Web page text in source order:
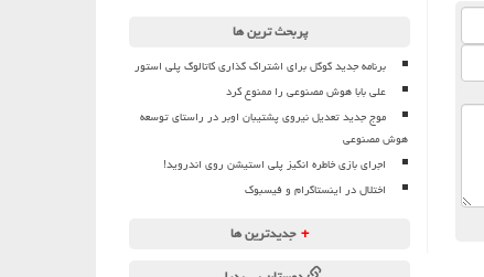
پربحث ترین ها
برنامه جدید گوگل برای اشتراک گذاری کاتالوگ پلی استور
علی بابا هوش مصنوعی را ممنوع کرد
موج جدید تعدیل نیروی پشتیبان اوبر در راستای توسعه
هوش مصنوعی
اجرای بازی خاطره انگیز پلی استیشن روی اندروید!
اختلال در اینستاگرام و فیسبوک
+ جدیدترین ها